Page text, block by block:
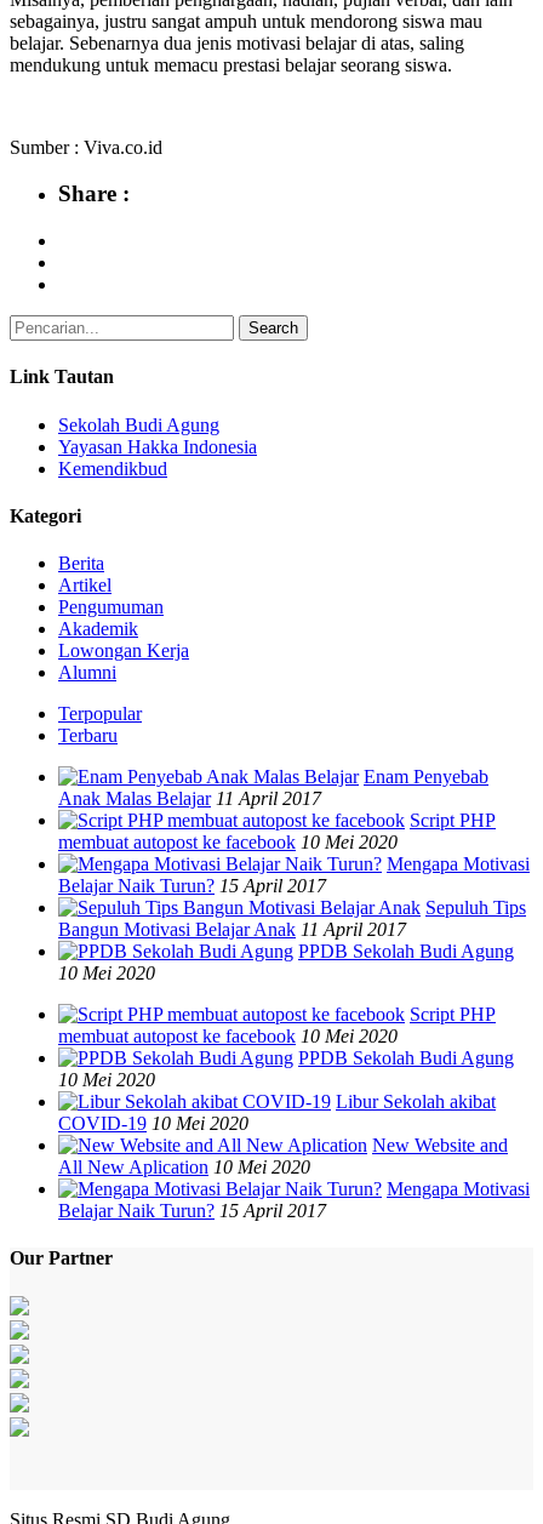
sebagainya, justru sangat ampuh untuk mendorong siswa mau
belajar. Sebenarnya dua jenis motivasi belajar di atas, saling
mendukung untuk memacu prestasi belajar seorang siswa.
Sumber : Viva.co.id
Share :
Link Tautan
Sekolah Budi Agung
Yayasan Hakka Indonesia
Kemendikbud
Kategori
Berita
Artikel
Pengumuman
Akademik
Lowongan Kerja
Alumni
Terpopular
Terbaru
Enam Penyebab
Anak Malas Belajar 11 April 2017
Script PHP
membuat autopost ke facebook 10 Mei 2020
Mengapa Motivasi
Belajar Naik Turun? 15 April 2017
Sepuluh Tips
Bangun Motivasi Belajar Anak 11 April 2017
PPDB Sekolah Budi Agung
10 Mei 2020
Script PHP
membuat autopost ke facebook 10 Mei 2020
PPDB Sekolah Budi Agung
10 Mei 2020
Libur Sekolah akibat
COVID-19 10 Mei 2020
New Website and
All New Aplication 10 Mei 2020
Mengapa Motivasi
Belajar Naik Turun? 15 April 2017
Our Partner
Situs Resmi SD Budi Agung